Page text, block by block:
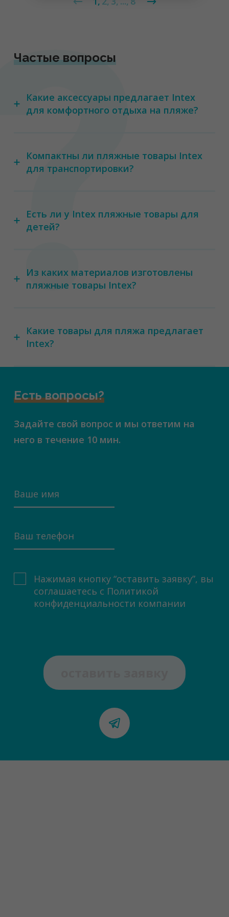
Частые вопросы
Какие аксессуары предлагает Intex
для комфортного отдыха на пляже?
Компактны ли пляжные товары Intex
для транспортировки?
Есть ли у Intex пляжные товары для
детей?
Из каких материалов изготовлены
пляжные товары Intex?
Какие товары для пляжа предлагает
Intex?
Есть вопросы?
Задайте свой вопрос и мы ответим на
него в течение 10 мин.
Нажимая кнопку “оставить заявку”, вы
соглашаетесь с Политикой
конфиденциальности компании